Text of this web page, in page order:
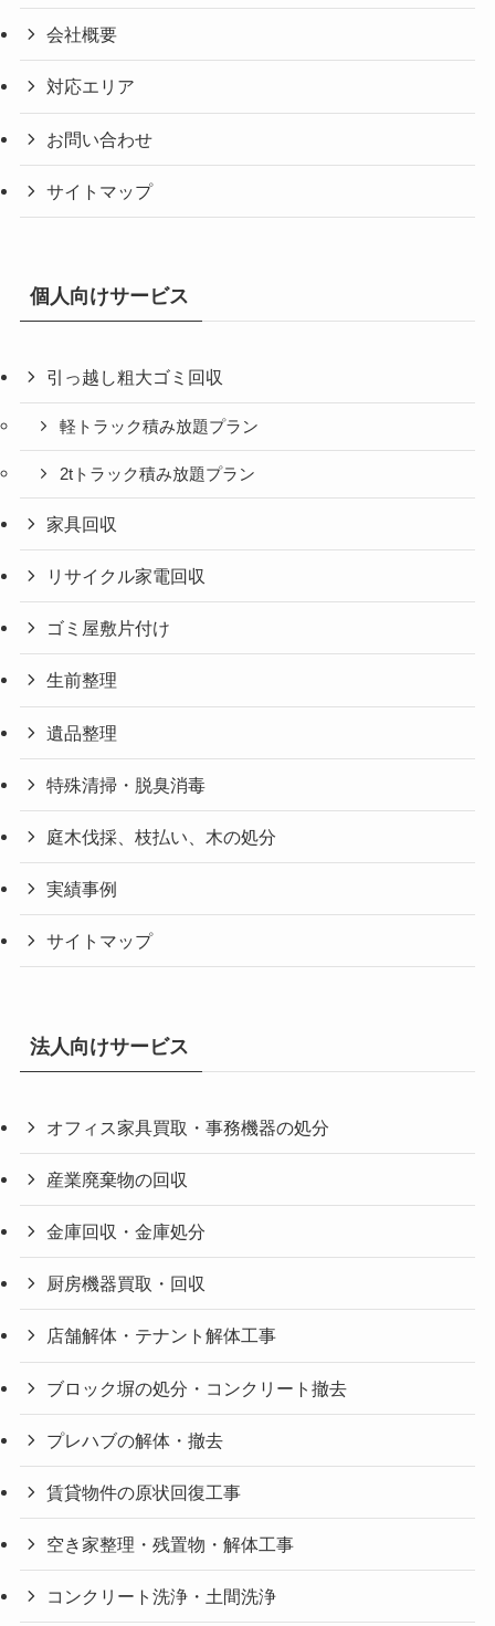
会社概要
対応エリア
お問い合わせ
サイトマップ
個人向けサービス
引っ越し粗大ゴミ回収
軽トラック積み放題プラン
2tトラック積み放題プラン
家具回収
リサイクル家電回収
ゴミ屋敷片付け
生前整理
遺品整理
特殊清掃・脱臭消毒
庭木伐採、枝払い、木の処分
実績事例
サイトマップ
法人向けサービス
オフィス家具買取・事務機器の処分
産業廃棄物の回収
金庫回収・金庫処分
厨房機器買取・回収
店舗解体・テナント解体工事
ブロック塀の処分・コンクリート撤去
プレハブの解体・撤去
賃貸物件の原状回復工事
空き家整理・残置物・解体工事
コンクリート洗浄・土間洗浄